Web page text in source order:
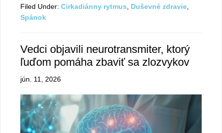
Filed Under: Cirkadiánny rytmus Duševné zdravie
Spánok
Vedci objavili neurotransmiter, ktorý
ľuďom pomáha zbaviť sa zlozvykov
jún. 11, 2026